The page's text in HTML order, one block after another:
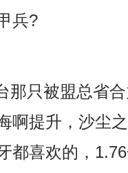
兵?
那只被盟总省
啊提升，沙尘
都喜欢的，